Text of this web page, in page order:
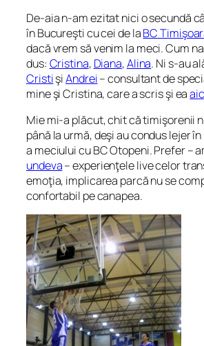
De-aia n-am ezitat nici o secundă
în Bucureşti cu cei de laBC
dacă vrem să venim la meci. Cum
dus: Cristina, Diana,Alina. Ni s-au
CristişiAndrei– consultant de
mine şi Cristina, care a scris şi ea
Mie mi-a plăcut, chit că timişorenii
până la urmă, deşi au condus lejer
a meciului cu BC Otopeni. Prefer –
undeva– experienţele live celor
emoţia, implicarea parcă nu se
confortabil pe canapea.